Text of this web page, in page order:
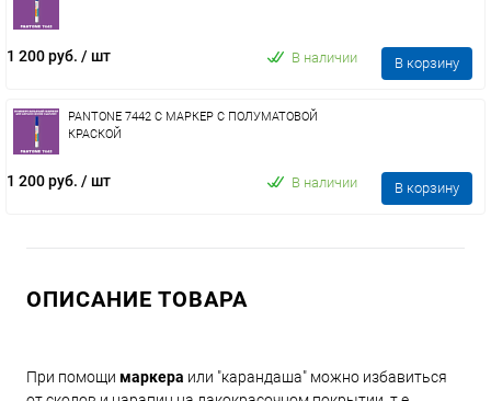
1 200 руб. / шт В наличии В корзину
PANTONE 7442 C МАРКЕР С ПОЛУМАТОВОЙ
КРАСКОЙ
1 200 руб. / шт В наличии В корзину
ОПИСАНИЕ ТОВАРА
При помощи маркера или "карандаша" можно избавиться